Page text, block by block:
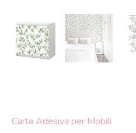
Carta Adesiva per Mobili